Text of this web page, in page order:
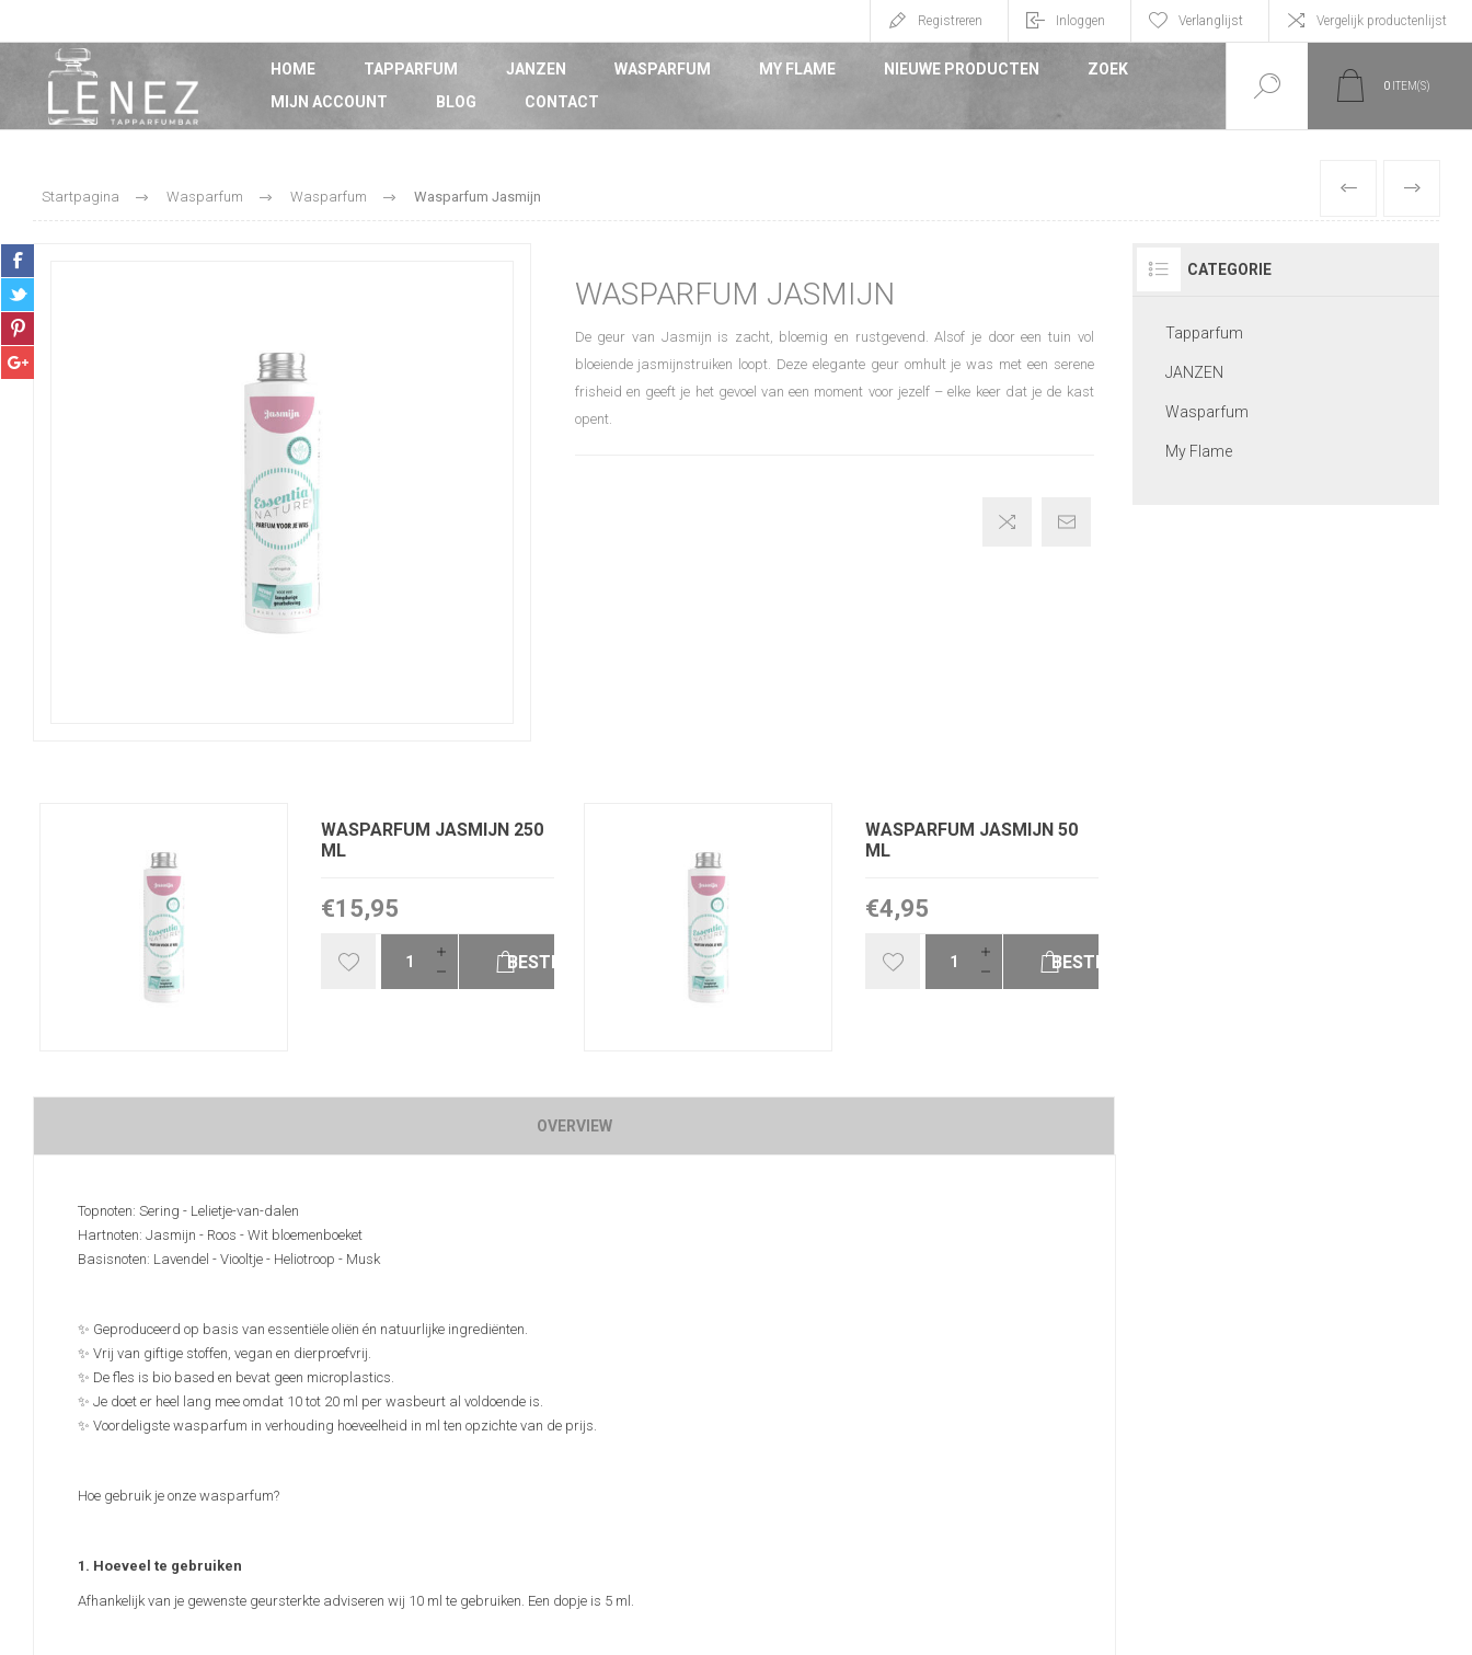
Registreren Inloggen Verlanglijst Vergelijk productenlijst
HOME TAPPARFUM JANZEN WASPARFUM MY FLAME NIEUWE PRODUCTEN
ZOEK
MIJN ACCOUNT
BLOG CONTACT
0 ITEM(S)
Startpagina Wasparfum Wasparfum Wasparfum Jasmijn VORIGE
WASPARFUM JASMIJN
De geur van Jasmijn is zacht, bloemig en rustgevend. Alsof je door een tuin vol
bloeiende jasmijnstruiken loopt. Deze elegante geur omhult je was met een serene
frisheid en geeft je het gevoel van een moment voor jezelf – elke keer dat je de kast
opent.
WASPARFUM JASMIJN 250
ML
€15,95
BESTELLEN
WASPARFUM JASMIJN 50
ML
€4,95
BESTELLEN
OVERVIEW
Topnoten: Sering - Lelietje-van-dalen
Hartnoten: Jasmijn - Roos - Wit bloemenboeket
Basisnoten: Lavendel - Viooltje - Heliotroop - Musk
✨ Geproduceerd op basis van essentiële oliën én natuurlijke ingrediënten.
✨ Vrij van giftige stoffen, vegan en dierproefvrij.
✨ De fles is bio based en bevat geen microplastics.
✨ Je doet er heel lang mee omdat 10 tot 20 ml per wasbeurt al voldoende is.
✨ Voordeligste wasparfum in verhouding hoeveelheid in ml ten opzichte van de prijs.
Hoe gebruik je onze wasparfum?
1. Hoeveel te gebruiken
Afhankelijk van je gewenste geursterkte adviseren wij 10 ml te gebruiken. Een dopje is 5 ml.
CATEGORIE
Tapparfum
JANZEN
Wasparfum
My Flame